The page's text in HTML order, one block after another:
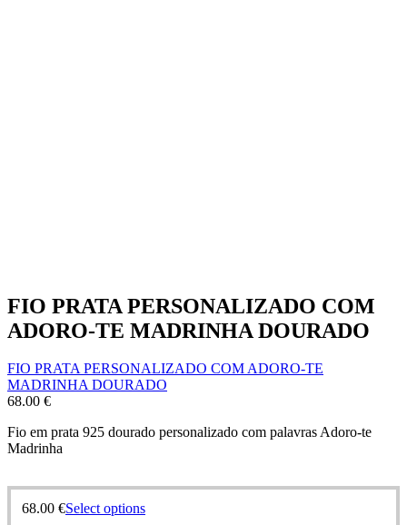
FIO PRATA PERSONALIZADO COM
ADORO-TE MADRINHA DOURADO
FIO PRATA PERSONALIZADO COM ADORO-TE
MADRINHA DOURADO
68.00 €
Fio em prata 925 dourado personalizado com palavras Adoro-te
Madrinha
68.00 €Select options